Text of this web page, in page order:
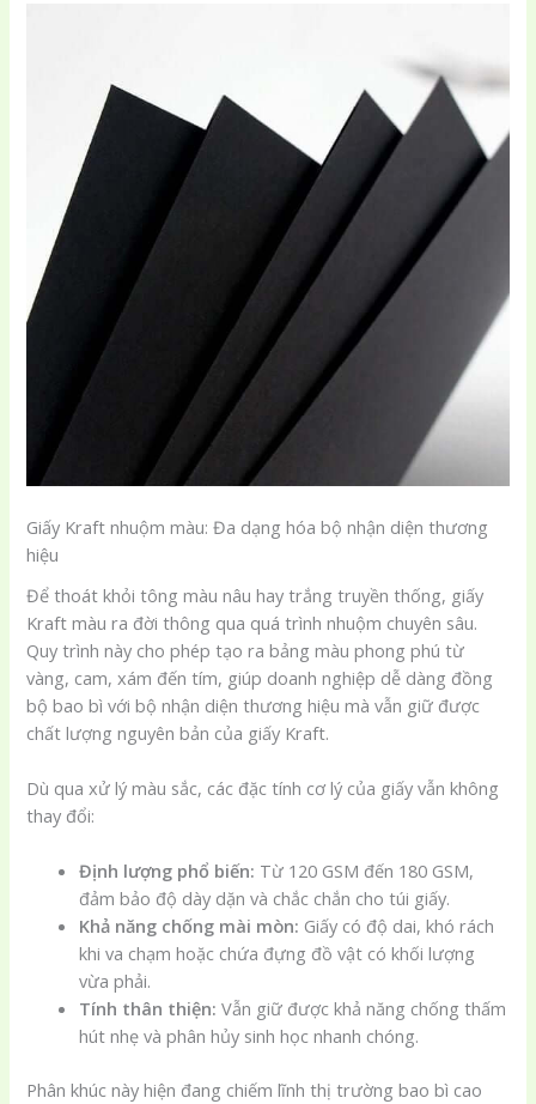
Giấy Kraft nhuộm màu: Đa dạng hóa bộ nhận diện thương
hiệu
Để thoát khỏi tông màu nâu hay trắng truyền thống, giấy
Kraft màu ra đời thông qua quá trình nhuộm chuyên sâu.
Quy trình này cho phép tạo ra bảng màu phong phú từ
vàng, cam, xám đến tím, giúp doanh nghiệp dễ dàng đồng
bộ bao bì với bộ nhận diện thương hiệu mà vẫn giữ được
chất lượng nguyên bản của giấy Kraft.
Dù qua xử lý màu sắc, các đặc tính cơ lý của giấy vẫn không
thay đổi:
Định lượng phổ biến: Từ 120 GSM đến 180 GSM,
đảm bảo độ dày dặn và chắc chắn cho túi giấy.
Khả năng chống mài mòn: Giấy có độ dai, khó rách
khi va chạm hoặc chứa đựng đồ vật có khối lượng
vừa phải.
Tính thân thiện: Vẫn giữ được khả năng chống thấm
hút nhẹ và phân hủy sinh học nhanh chóng.
Phân khúc này hiện đang chiếm lĩnh thị trường bao bì cao